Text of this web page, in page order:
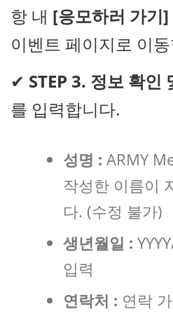
항 내 [응모하러 가기]
이벤트 페이지로 이
✔ STEP 3. 정보 확인
를 입력합니다.
성명 : ARMY
작성한 이름이
다. (수정 불가)
생년월일 :
입력
연락처 : 연락